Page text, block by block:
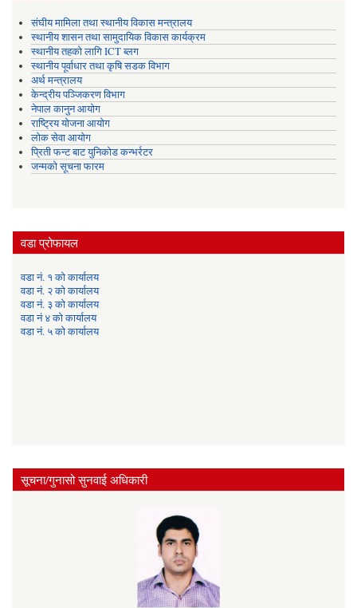
संघीय मामिला तथा स्थानीय विकास मन्त्रालय
स्थानीय शासन तथा सामुदायिक विकास कार्यक्रम
स्थानीय तहको लागि ICT ब्लग
स्थानीय पूर्वाधार तथा कृषि सडक विभाग
अर्थ मन्त्रालय
केन्द्रीय पञ्जिकरण विभाग
नेपाल कानुन आयोग
राष्ट्रिय योजना आयोग
लोक सेवा आयोग
प्रिती फन्ट बाट युनिकोड कन्भर्रटर
जन्मको सूचना फारम
वडा प्रोफायल
वडा नं. १ को कार्यालय
वडा नं. २ को कार्यालय
वडा नं. ३ को कार्यालय
वडा नं ४ को कार्यालय
वडा नं. ५ को कार्यालय
सूचना/गुनासो सुनवाई अधिकारी